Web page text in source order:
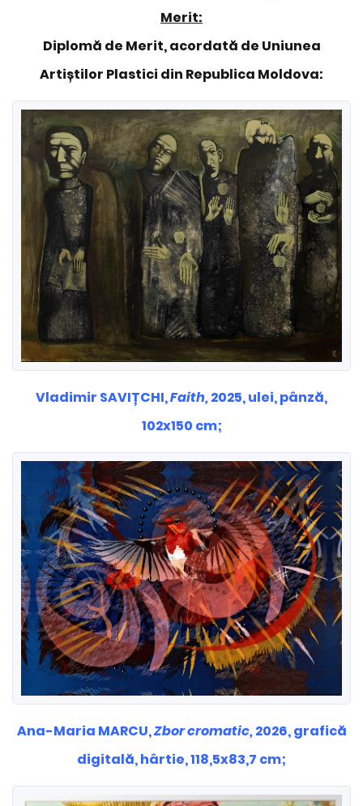
Merit:
Diplomă de Merit, acordată de Uniunea
Artiștilor Plastici din Republica Moldova:
Vladimir SAVIȚCHI,Faith,2025, ulei, pânză,
102x150 cm;
Ana-Maria MARCU,Zbor cromatic,2026, grafică
digitală, hârtie, 118,5x83,7 cm;